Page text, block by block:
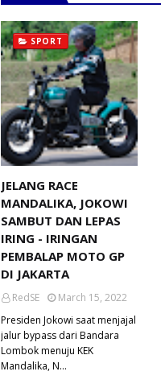
SPORT
JELANG RACE
MANDALIKA, JOKOWI
SAMBUT DAN LEPAS
IRING - IRINGAN
PEMBALAP MOTO GP
DI JAKARTA
RedSE
March 15, 2022
Presiden Jokowi saat menjajal
jalur bypass dari Bandara
Lombok menuju KEK
Mandalika, N…